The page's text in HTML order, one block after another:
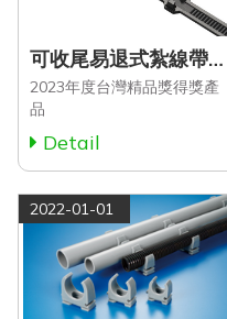
可收尾易退式紮線帶 (HBC Series)
2023年度台灣精品獎得獎產
品
Detail
2022-01-01